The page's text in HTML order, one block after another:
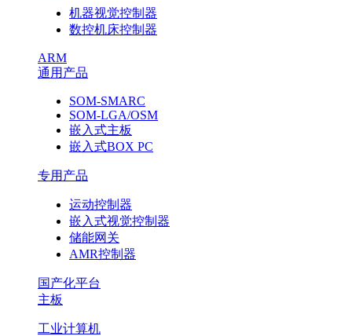
机器视觉控制器
数控机床控制器
ARM
通用产品
SOM-SMARC
SOM-LGA/OSM
嵌入式主板
嵌入式BOX PC
专用产品
运动控制器
嵌入式视觉控制器
储能网关
AMR控制器
国产化平台
主板
工业计算机